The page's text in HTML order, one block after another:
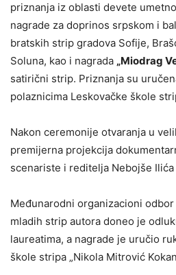
priznanja iz oblasti devete
nagrade za doprinos srpskom i
bratskih strip gradova Sofije,
Soluna, kao i nagrada „Miodrag
satirični strip. Priznanja su
polaznicima Leskovačke škole
Nakon ceremonije otvaranja u
premijerna projekcija
scenariste i reditelja Nebojše
Međunarodni organizacioni
mladih strip autora doneo je
laureatima, a nagrade je uručio
škole stripa „Nikola Mitrović